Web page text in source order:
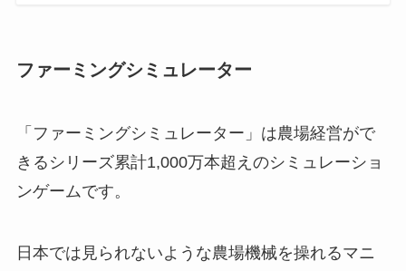
ファーミングシミュレーター
「ファーミングシミュレーター」は農場経営がで
きるシリーズ累計1,000万本超えのシミュレーショ
ンゲームです。
日本では見られないような農場機械を操れるマニ